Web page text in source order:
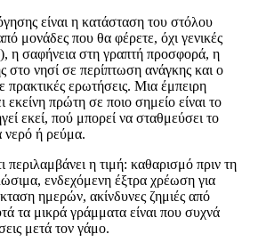
είναι η κατάσταση του στόλου
μονάδες που θα φέρετε, όχι γενικές
η σαφήνεια στη γραπτή προσφορά, η
στο νησί σε περίπτωση ανάγκης και ο
πρακτικές ερωτήσεις. Μια έμπειρη
εκείνη πρώτη σε ποιο σημείο είναι το
εκεί, πού μπορεί να σταθμεύσει το
νερό ή ρεύμα.
περιλαμβάνει η τιμή: καθαρισμό πριν τη
ενδεχόμενη έξτρα χρέωση για
ημερών, ακίνδυνες ζημιές από
τα μικρά γράμματα είναι που συχνά
μετά τον γάμο.